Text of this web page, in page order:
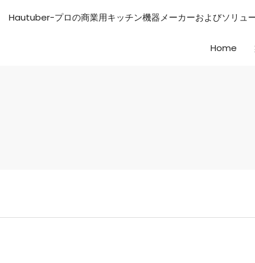
Hautuber-プロの商業用キッチン機器メーカーおよびソリュー
Home